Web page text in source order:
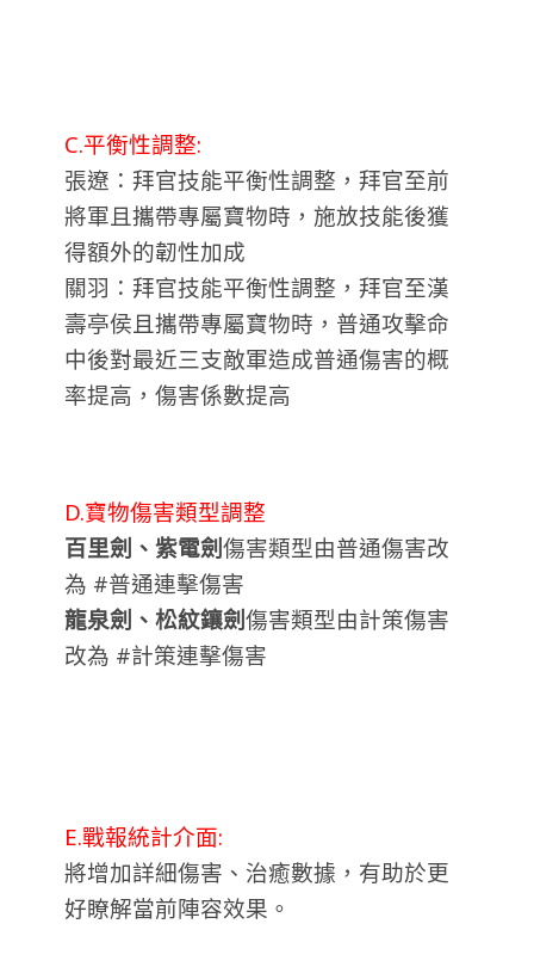
C.平衡性調整:
張遼：拜官技能平衡性調整，拜官至前
將軍且攜帶專屬寶物時，施放技能後獲
得額外的韌性加成
關羽：拜官技能平衡性調整，拜官至漢
壽亭侯且攜帶專屬寶物時，普通攻擊命
中後對最近三支敵軍造成普通傷害的概
率提高，傷害係數提高
D.寶物傷害類型調整
百里劍、紫電劍傷害類型由普通傷害改
為 #普通連擊傷害
龍泉劍、松紋鑲劍傷害類型由計策傷害
改為 #計策連擊傷害
E.戰報統計介面:
將增加詳細傷害、治癒數據，有助於更
好瞭解當前陣容效果。